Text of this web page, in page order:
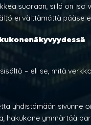
suoraan, sillä on iso
ei välttämättä pääse
– eli se, mitä
yhdistämään sivunne
hakukone ymmärtää